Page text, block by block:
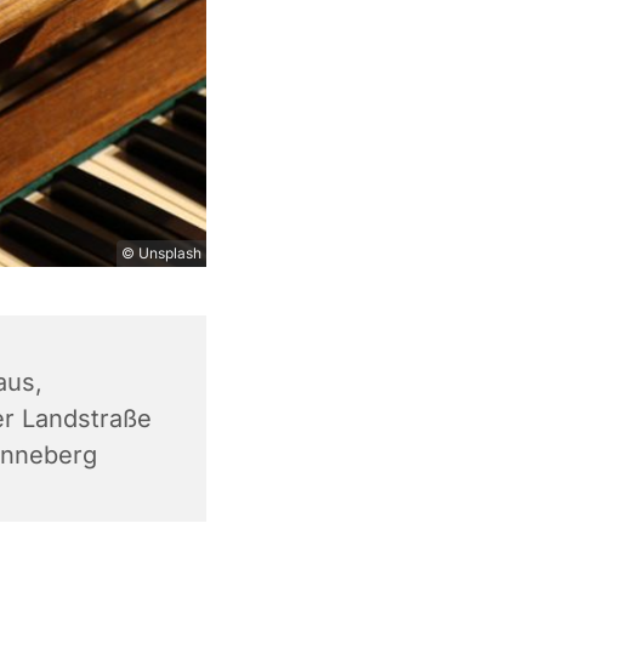
© Unsplash
Landstraße